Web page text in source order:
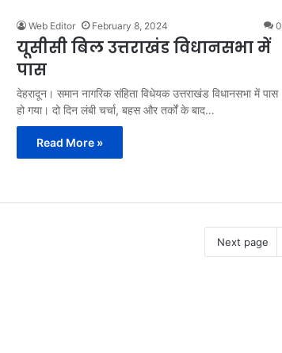
Web Editor February 8, 2024 0
यूसीसी बिल उत्तराखंड विधानसभा में
पास
देहरादून। समान नागरिक संहिता विधेयक उत्तराखंड विधानसभा में पास
हो गया। दो दिन लंबी चर्चा, बहस और तर्कों के बाद…
Read More »
Next page